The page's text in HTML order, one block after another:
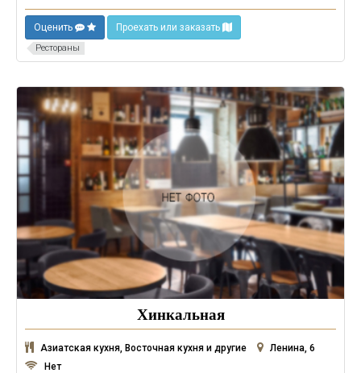
Оценить Проехать или заказать
Рестораны
Хинкальная
Азиатская кухня, Восточная кухня и другие
Ленина, 6
Нет